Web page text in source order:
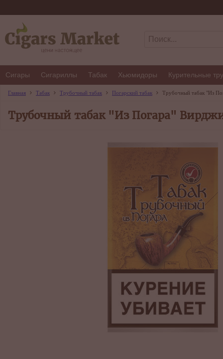
Сигары Сигариллы Табак Хьюмидоры Курительные
Главная Табак Трубочный табак Погарский табак Трубочный табак "Из
Трубочный табак "Из Погара"